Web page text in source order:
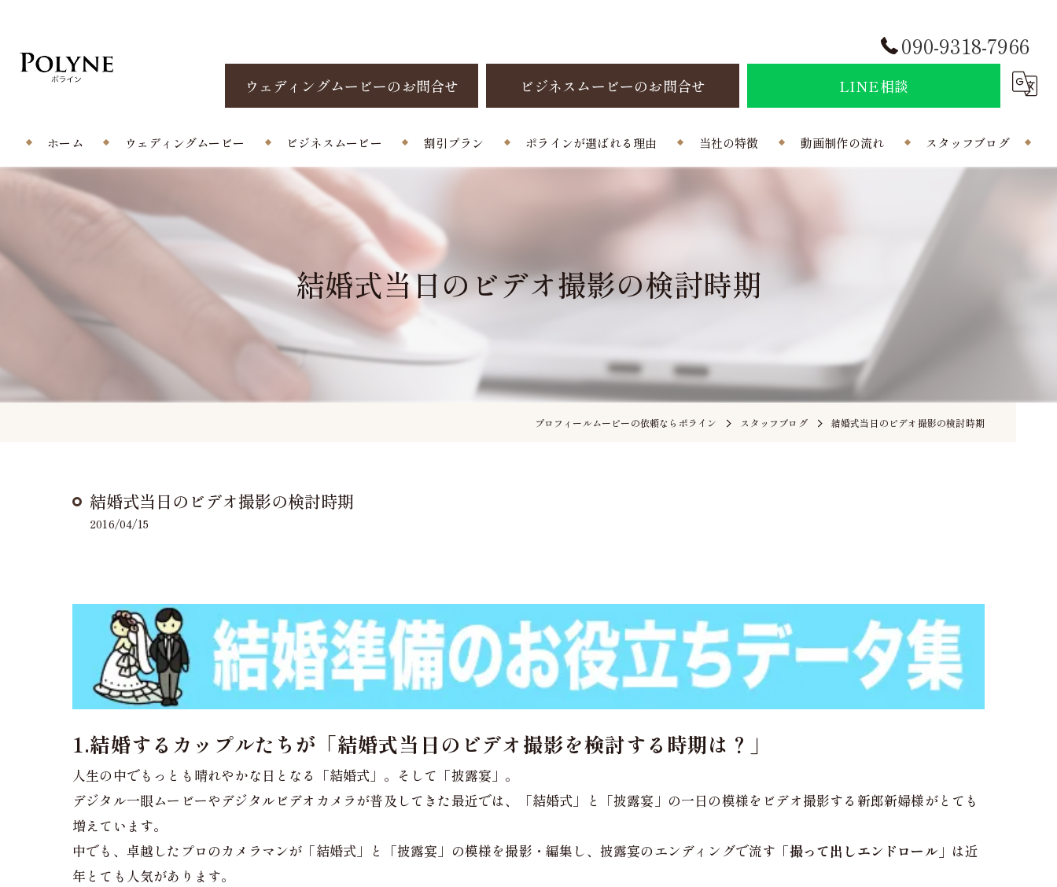
090-9318-7966
ウェディングムービーのお問合せ ビジネスムービーのお問合せ LINE相談
ホーム ウェディングムービー
エンドロール/当日撮影
ビジネスムービー 割引プラン ポラインが選ばれる理由 当社の特徴
結婚式
曲
動画制作の流れ スタッフブログ
ポラインのコラム
結婚式当日のビデオ撮影の検討時期
プロフィールムービーの依頼ならポライン スタッフブログ 結婚式当日のビデオ撮影の検討時期
結婚式当日のビデオ撮影の検討時期
2016/04/15
1.結婚するカップルたちが「結婚式当日のビデオ撮影を検討する時期は？」
人生の中でもっとも晴れやかな日となる「結婚式」。そして「披露宴」。
デジタル一眼ムービーやデジタルビデオカメラが普及してきた最近では、「結婚式」と「披露宴」の一日の模様をビデオ撮影する新郎新婦様がとても
増えています。
中でも、卓越したプロのカメラマンが「結婚式」と「披露宴」の模様を撮影・編集し、披露宴のエンディングで流す 「撮って出しエンドロール」 は近
年とても人気があります。